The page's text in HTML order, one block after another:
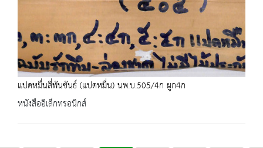
แปดหมื่นสี่พันขันธ์ (แปดหมื่น) นพ.บ.505/4ก ผูก4ก
หนังสืออิเล็กทรอนิกส์